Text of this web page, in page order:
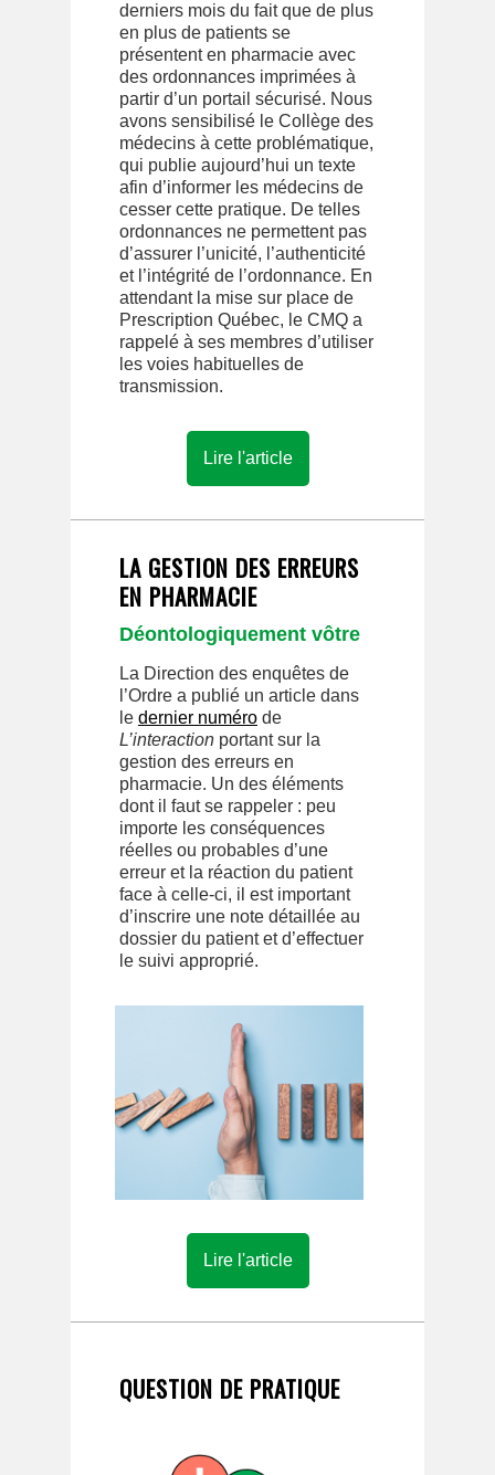
derniers mois du fait que de plus
en plus de patients se
présentent en pharmacie avec
des ordonnances imprimées à
partir d’un portail sécurisé. Nous
avons sensibilisé le Collège des
médecins à cette problématique,
qui publie aujourd’hui un texte
afin d’informer les médecins de
cesser cette pratique. De telles
ordonnances ne permettent pas
d’assurer l’unicité, l’authenticité
et l’intégrité de l’ordonnance. En
attendant la mise sur place de
Prescription Québec, le CMQ a
rappelé à ses membres d’utiliser
les voies habituelles de
transmission.
Lire l'article
LA GESTION DES ERREURS
EN PHARMACIE
Déontologiquement vôtre
La Direction des enquêtes de
l’Ordre a publié un article dans
le dernier numéro de
L’interaction portant sur la
gestion des erreurs en
pharmacie. Un des éléments
dont il faut se rappeler : peu
importe les conséquences
réelles ou probables d’une
erreur et la réaction du patient
face à celle-ci, il est important
d’inscrire une note détaillée au
dossier du patient et d’effectuer
le suivi approprié.
Lire l'article
QUESTION DE PRATIQUE